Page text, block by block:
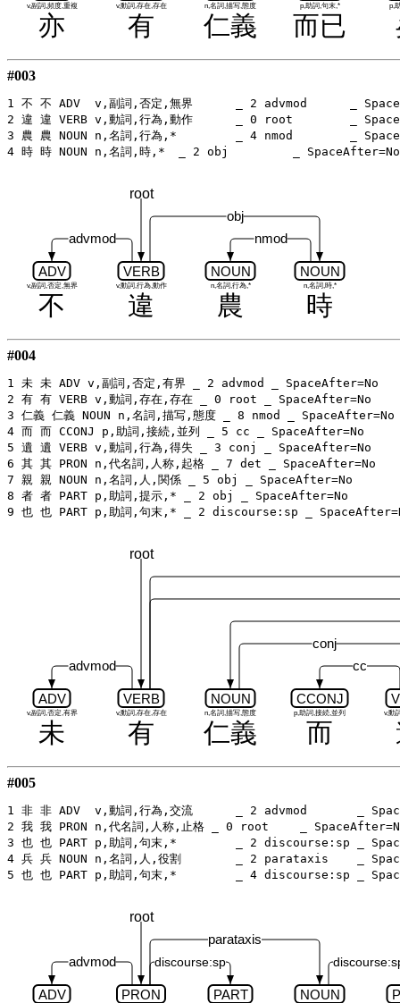
亦
v,副詞,頻度,重複
有
v,動詞,存在,存在
仁義
n,名詞,描写,態度
而已
p,助詞,句末,* p,
#003
1 不 不 ADV  v,副詞,否定,無界	_ 2 advmod	_ SpaceAfter=No
2 違 違 VERB v,動詞,行為,動作	_ 0 root	_ SpaceAfter=No
3 農 農 NOUN n,名詞,行為,*	_ 4 nmod	_ SpaceAfter=No
不
ADV
v,副詞,否定,無界
違
VERB
v,動詞,行為,動作
農
NOUN
n,名詞,行為,*
時
NOUN
n,名詞,時,*
advmod
root
nmod
obj
#004
1 未 未 ADV v,副詞,否定,有界 _ 2 advmod _ SpaceAfter=No
2 有 有 VERB v,動詞,存在,存在 _ 0 root _ SpaceAfter=No
3 仁義 仁義 NOUN n,名詞,描写,態度 _ 8 nmod _ SpaceAfter=No
4 而 而 CCONJ p,助詞,接続,並列 _ 5 cc _ SpaceAfter=No
5 遺 遺 VERB v,動詞,行為,得失 _ 3 conj _ SpaceAfter=No
6 其 其 PRON n,代名詞,人称,起格 _ 7 det _ SpaceAfter=No
7 親 親 NOUN n,名詞,人,関係 _ 5 obj _ SpaceAfter=No
8 者 者 PART p,助詞,提示,* _ 2 obj _ SpaceAfter=No
未
ADV
v,副詞,否定,有界
有
VERB
v,動詞,存在,存在
仁義
NOUN
n,名詞,描写,態度
而
CCONJ
p,助詞,接続,並列 v,動
advmod
root
cc
conj
#005
1 非 非 ADV  v,動詞,行為,交流	_ 2 advmod	 _ SpaceAfter=No
2 我 我 PRON n,代名詞,人称,止格 _ 0 root	 _ SpaceAfter=No
3 也 也 PART p,助詞,句末,*	_ 2 discourse:sp _ SpaceAfter=No
4 兵 兵 NOUN n,名詞,人,役割	_ 2 parataxis	 _ SpaceAfter=No
ADV PRON PART NOUN
advmod
root
discourse:sp
parataxis